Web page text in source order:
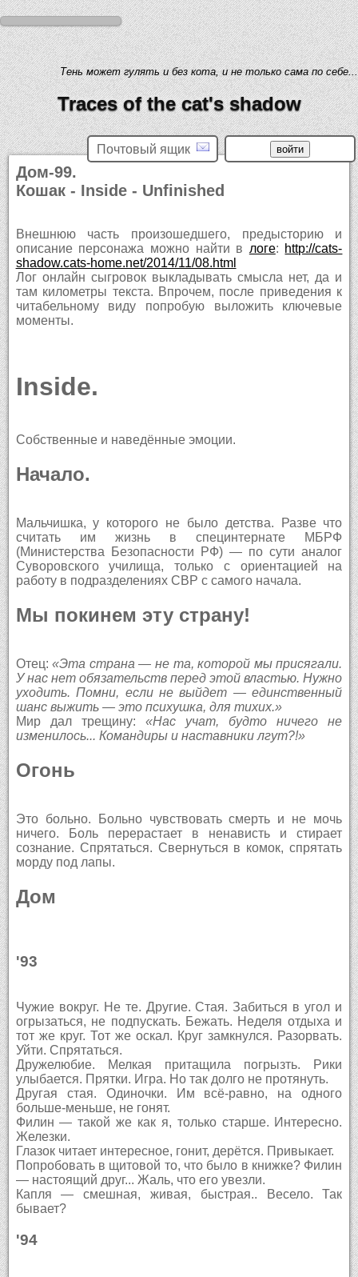
Тень может гулять и без кота, и не только сама по себе...
Traces of the cat's shadow
Почтовый ящик
Дом-99.
Кошак - Inside - Unfinished
Внешнюю часть произошедшего, предысторию и
описание персонажа можно найти в логе: http://cats-
shadow.cats-home.net/2014/11/08.html
Лог онлайн сыгровок выкладывать смысла нет, да и
там километры текста. Впрочем, после приведения к
читабельному виду попробую выложить ключевые
моменты.
Inside.
Собственные и наведённые эмоции.
Начало.
Мальчишка, у которого не было детства. Разве что
считать им жизнь в специнтернате МБРФ
(Министерства Безопасности РФ) — по сути аналог
Суворовского училища, только с ориентацией на
работу в подразделениях СВР с самого начала.
Мы покинем эту страну!
Отец:«Эта страна — не та, которой мы присягали.
У нас нет обязательств перед этой властью. Нужно
уходить. Помни, если не выйдет — единственный
шанс выжить — это психушка, для тихих.»
Мир дал трещину: «Нас учат, будто ничего не
изменилось... Командиры и наставники лгут?!»
Огонь
Это больно. Больно чувствовать смерть и не мочь
ничего. Боль перерастает в ненависть и стирает
сознание. Спрятаться. Свернуться в комок, спрятать
морду под лапы.
Дом
'93
Чужие вокруг. Не те. Другие. Стая. Забиться в угол и
огрызаться, не подпускать. Бежать. Неделя отдыха и
тот же круг. Тот же оскал. Круг замкнулся. Разорвать.
Уйти. Спрятаться.
Дружелюбие. Мелкая притащила погрызть. Рики
улыбается. Прятки. Игра. Но так долго не протянуть.
Другая стая. Одиночки. Им всё-равно, на одного
больше-меньше, не гонят.
Филин — такой же как я, только старше. Интересно.
Железки.
Глазок читает интересное, гонит, дерётся. Привыкает.
Попробовать в щитовой то, что было в книжке? Филин
— настоящий друг... Жаль, что его увезли.
Капля — смешная, живая, быстрая.. Весело. Так
бывает?
'94